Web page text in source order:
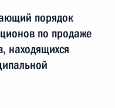
порядок
по продаже
находящихся